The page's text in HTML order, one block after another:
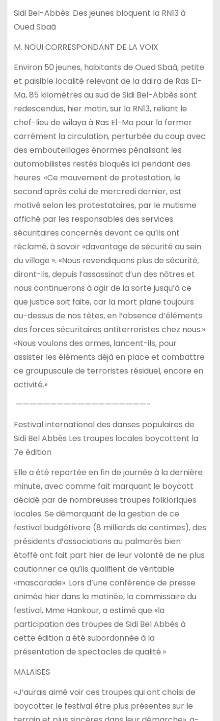
Sidi Bel-Abbès: Des jeunes bloquent la RN13 à
Oued Sbaâ
M. NOUI CORRESPONDANT DE LA VOIX
Environ 50 jeunes, habitants de Oued Sbaâ, petite
et paisible localité relevant de la daïra de Ras El-
Ma, 85 kilomètres au sud de Sidi Bel-Abbès sont
redescendus, hier matin, sur la RN13, reliant le
chef-lieu de wilaya à Ras El-Ma pour la fermer
carrément la circulation, perturbée du coup avec
des embouteillages énormes pénalisant les
automobilistes restés bloqués ici pendant des
heures. «Ce mouvement de protestation, le
second après celui de mercredi dernier, est
motivé selon les protestataires, par le mutisme
affiché par les responsables des services
sécuritaires concernés devant ce qu’ils ont
réclamé, à savoir «davantage de sécurité au sein
du village ». «Nous revendiquons plus de sécurité,
diront-ils, depuis l’assassinat d’un des nôtres et
nous continuerons à agir de la sorte jusqu’à ce
que justice soit faite, car la mort plane toujours
au-dessus de nos têtes, en l’absence d’éléments
des forces sécuritaires antiterroristes chez nous.»
«Nous voulons des armes, lancent-ils, pour
assister les éléments déjà en place et combattre
ce groupuscule de terroristes résiduel, encore en
activité.»
———————————————————-
Festival international des danses populaires de
Sidi Bel Abbès Les troupes locales boycottent la
7e édition
Elle a été reportée en fin de journée à la dernière
minute, avec comme fait marquant le boycott
décidé par de nombreuses troupes folkloriques
locales. Se démarquant de la gestion de ce
festival budgétivore (8 milliards de centimes), des
présidents d’associations au palmarès bien
étoffé ont fait part hier de leur volonté de ne plus
cautionner ce qu’ils qualifient de véritable
«mascarade». Lors d’une conférence de presse
animée hier dans la matinée, la commissaire du
festival, Mme Hankour, a estimé que «la
participation des troupes de Sidi Bel Abbès à
cette édition a été subordonnée à la
présentation de spectacles de qualité.»
MALAISES
«J’aurais aimé voir ces troupes qui ont choisi de
boycotter le festival être plus présentes sur le